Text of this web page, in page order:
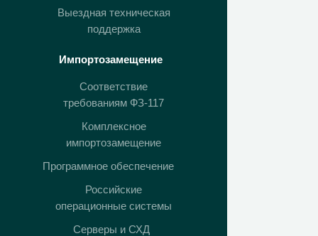
Серверы и СХД
Российские
операционные системы
Программное обеспечение
Комплексное
импортозамещение
Соответствие
требованиям ФЗ-117
Импортозамещение
Выездная техническая
поддержка